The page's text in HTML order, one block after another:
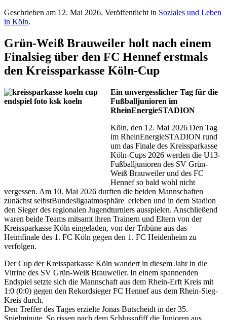
Geschrieben am 12. Mai 2026. Veröffentlicht in Soziales und Leben
in Köln.
Grün-Weiß Brauweiler holt nach einem
Finalsieg über den FC Hennef erstmals
den Kreissparkasse Köln-Cup
Ein unvergesslicher Tag für die
Fußballjunioren im
RheinEnergieSTADION
Köln, den 12. Mai 2026 Den Tag
im RheinEnergieSTADION rund
um das Finale des Kreissparkasse
Köln-Cups 2026 werden die U13-
Fußballjunioren des SV Grün-
Weiß Brauweiler und des FC
Hennef so bald wohl nicht
vergessen. Am 10. Mai 2026 durften die beiden Mannschaften
zunächst selbstBundesligaatmosphäre erleben und in dem Stadion
den Sieger des regionalen Jugendturniers ausspielen. Anschließend
waren beide Teams mitsamt ihren Trainern und Eltern von der
Kreissparkasse Köln eingeladen, von der Tribüne aus das
Heimfinale des 1. FC Köln gegen den 1. FC Heidenheim zu
verfolgen.
Der Cup der Kreissparkasse Köln wandert in diesem Jahr in die
Vitrine des SV Grün-Weiß Brauweiler. In einem spannenden
Endspiel setzte sich die Mannschaft aus dem Rhein-Erft Kreis mit
1:0 (0:0) gegen den Rekordsieger FC Hennef aus dem Rhein-Sieg-
Kreis durch.
Den Treffer des Tages erzielte Jonas Butscheidt in der 35.
Spielminute. So rissen nach dem Schlusspfiff die Junioren aus